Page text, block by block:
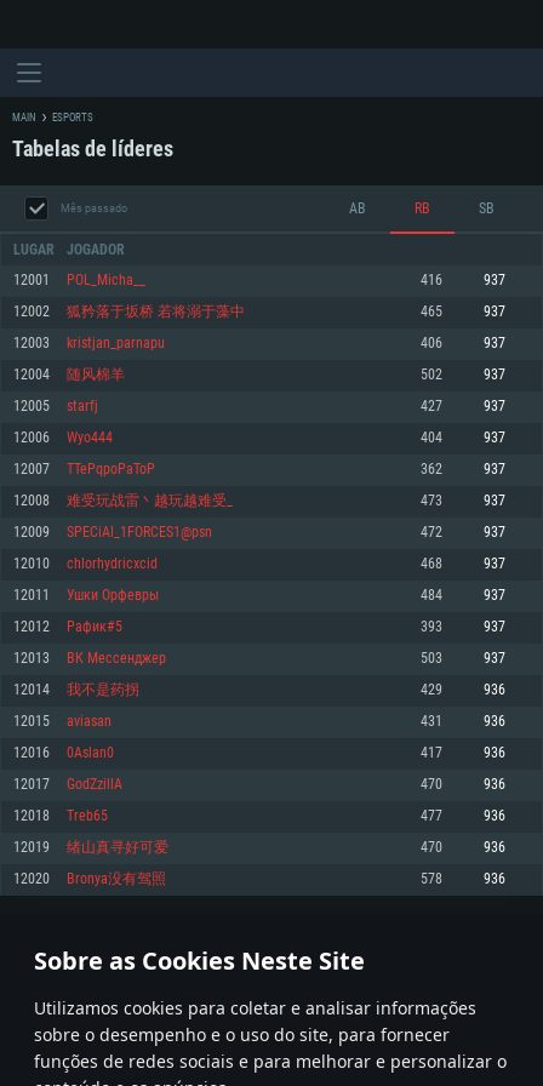
Sobre as Cookies Neste Site
Utilizamos cookies para coletar e analisar informações
sobre o desempenho e o uso do site, para fornecer
funções de redes sociais e para melhorar e personalizar o
Mínimo
Sistema Operativo: Windows 10 (64 bit)
Processador: Dual-Core 2.2 GHz
Memória: 4GB
Placa Gráfica: Placa com DirectX 11: AMD Radeon 77XX / NVIDIA GeForce
GTX 660. Resolução mínima suportada: 720p
Network: Internet de banda larga.
Disco: 23,1 GB
Recomendado
superior, Radeon RX 570 ou superior
Disco: 75,9 GB
Mínimo
Sistema Operativo: Mac OS Big Sur 11.0 ou versão mais recente
Processador: Core i5 2.2GHz mínimo (Intel Xeon não suportado)
Memória: 6 GB
Placa Gráfica: Intel Iris Pro 5200 (Mac), equivalentes AMD/Nvidia para Mac.
Resolução mínima suportada: 720p com suporte Metal.
Network: Internet de banda larga.
Disco: 21,5 GB
Recomendado
Network: Internet de banda larga.
Mínimo
Sistema Operativo: Distribuições mais modernas do Linux de 64bit
Processador: Dual-Core 2.4 GHz
Memória: 4 GB
Placa Gráfica: NVIDIA 660 com os drivers mais recentes (não mais de 6
meses) / equivalentes AMD com os drivers mais recentes com suporte
Vulkan (não mais de 6 meses); Resolução mínima suportada: 720p.
Network: Internet de banda larga.
Disco: 21,5 GB
Recomendado
Sistema Operativo: Ubuntu 20.04 64bit
Processador: Intel Core i7
Memória: 16 GB
Placa Gráfica: NVIDIA 1060 com os drivers mais recentes (não mais de 6
meses) / equivalentes AMD (Radeon RX 570) com os drivers mais recentes
Network: Internet de banda larga.
MAIN ESPORTS
Tabelas de líderes
Mês passado AB RB SB
LUGAR JOGADOR
12001 POL_Micha__ 416 937
12002 狐矜落于坂桥 若将溺于藻中 465 937
12003 kristjan_parnapu 406 937
12004 随风棉羊 502 937
12005 starfj 427 937
12006 Wyo444 404 937
12007 TTePqpoPaToP 362 937
12008 难受玩战雷丶越玩越难受_ 473 937
12009 SPECiAl_1FORCES1@psn 472 937
12010 chlorhydricxcid 468 937
12011 Ушки Орфевры 484 937
12012 Рафик#5 393 937
12013 ВК Мессенджер 503 937
12014 我不是药拐 429 936
12015 aviasan 431 936
12016 0Aslan0 417 936
12017 GodZzillA 470 936
12018 Treb65 477 936
12019 绪山真寻好可爱 470 936
12020 Bronya没有驾照 578 936